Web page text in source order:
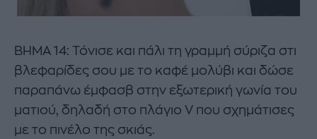
ΒΗΜΑ 14: Τόνισε και πάλι τη γραμμή σύριζα στι
βλεφαρίδες σου με το καφέ μολύβι και δώσε
παραπάνω έμφασβ στην εξωτερική γωνία του
ματιού, δηλαδή στο πλάγιο V που σχημάτισες
με το πινέλο της σκιάς.